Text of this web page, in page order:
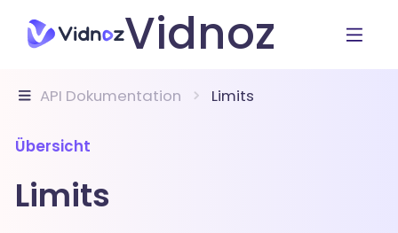
Vidnoz
API Dokumentation Limits
Übersicht
Limits